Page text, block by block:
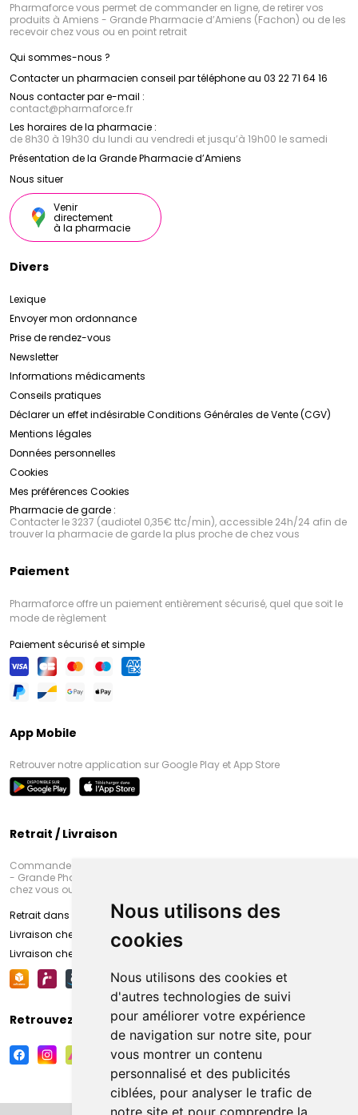
Nous utilisons des
cookies
Nous utilisons des cookies et
d'autres technologies de suivi
pour améliorer votre expérience
de navigation sur notre site, pour
vous montrer un contenu
personnalisé et des publicités
ciblées, pour analyser le trafic de
notre site et pour comprendre la
Pharmaforce vous permet de commander en ligne, de retirer vos
produits à Amiens - Grande Pharmacie d’Amiens (Fachon) ou de les
recevoir chez vous ou en point retrait
Qui sommes-nous ?
Contacter un pharmacien conseil par téléphone au 03 22 71 64 16
Nous contacter par e-mail :
contact@pharmaforce.fr
Les horaires de la pharmacie :
de 8h30 à 19h30 du lundi au vendredi et jusqu’à 19h00 le samedi
Présentation de la Grande Pharmacie d’Amiens
Nous situer
Venir
directement
à la pharmacie
Divers
Lexique
Envoyer mon ordonnance
Prise de rendez-vous
Newsletter
Informations médicaments
Conseils pratiques
Déclarer un effet indésirableConditions Générales de Vente (CGV)
Mentions légales
Données personnelles
Cookies
Mes préférences Cookies
Pharmacie de garde :
Contacter le 3237 (audiotel 0,35€ ttc/min), accessible 24h/24 afin de
trouver la pharmacie de garde la plus proche de chez vous
Paiement
Pharmaforce offre un paiement entièrement sécurisé, quel que soit le
mode de règlement
Paiement sécurisé et simple
App Mobile
Retrouver notre application sur Google Play et App Store
Retrait / Livraison
Commandez en ligne et venez chercher votre commande à Amiens
- Grande Pharmacie d’Amiens (Fachon) ou recevez-là rapidement
chez vous ou en point retrait
Retrait dans la pharmacie d’Amiens
Livraison chez vous
Livraison chez votre commerçant
Retrouvez-nous sur vos réseaux sociaux